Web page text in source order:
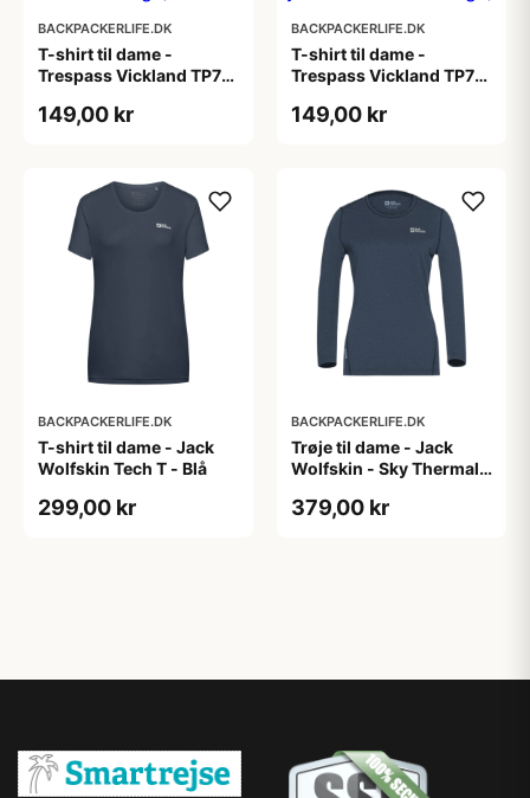
BACKPACKERLIFE.DK
T-shirt til dame -
Trespass Vickland TP75
149,00 kr
BACKPACKERLIFE.DK
T-shirt til dame -
Trespass Vickland TP75
tilbage)
149,00 kr
BACKPACKERLIFE.DK
T-shirt til dame - Jack
Wolfskin Tech T - Blå
299,00 kr
BACKPACKERLIFE.DK
Trøje til dame - Jack
Wolfskin - Sky Thermal
379,00 kr